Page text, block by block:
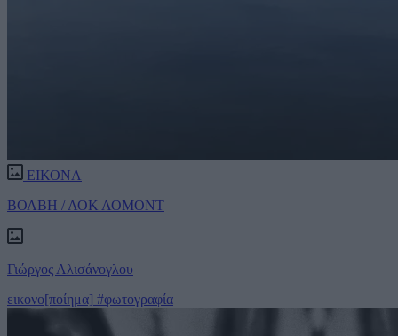
ΕΙΚΟΝΑ
ΒΟΛΒΗ / ΛΟΚ ΛΟΜΟΝΤ
Γιώργος Αλισάνογλου
εικονο[ποίημα] #φωτογραφία